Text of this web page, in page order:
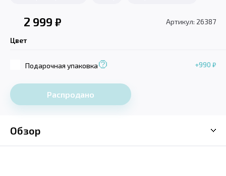
2 999 ₽ Артикул: 26387
Цвет
Подарочная упаковка +990 ₽
Распродано
Обзор